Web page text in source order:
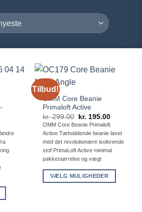
Tilbud!
OMM Core Beanie
Primaloft Active
kr.299.00 Den
oprindelige
pris
var:
kr. 299.00.
kr. 195.00Den
aktuelle
pris
er:
kr.
OMM Core Beanie Primaloft
Active Tætsiddende beanie lavet
med det revolutionære isolerende
stof PrimaLoft Active minimal
pakkestørrelse og vægt
VÆLG MULIGHEDER